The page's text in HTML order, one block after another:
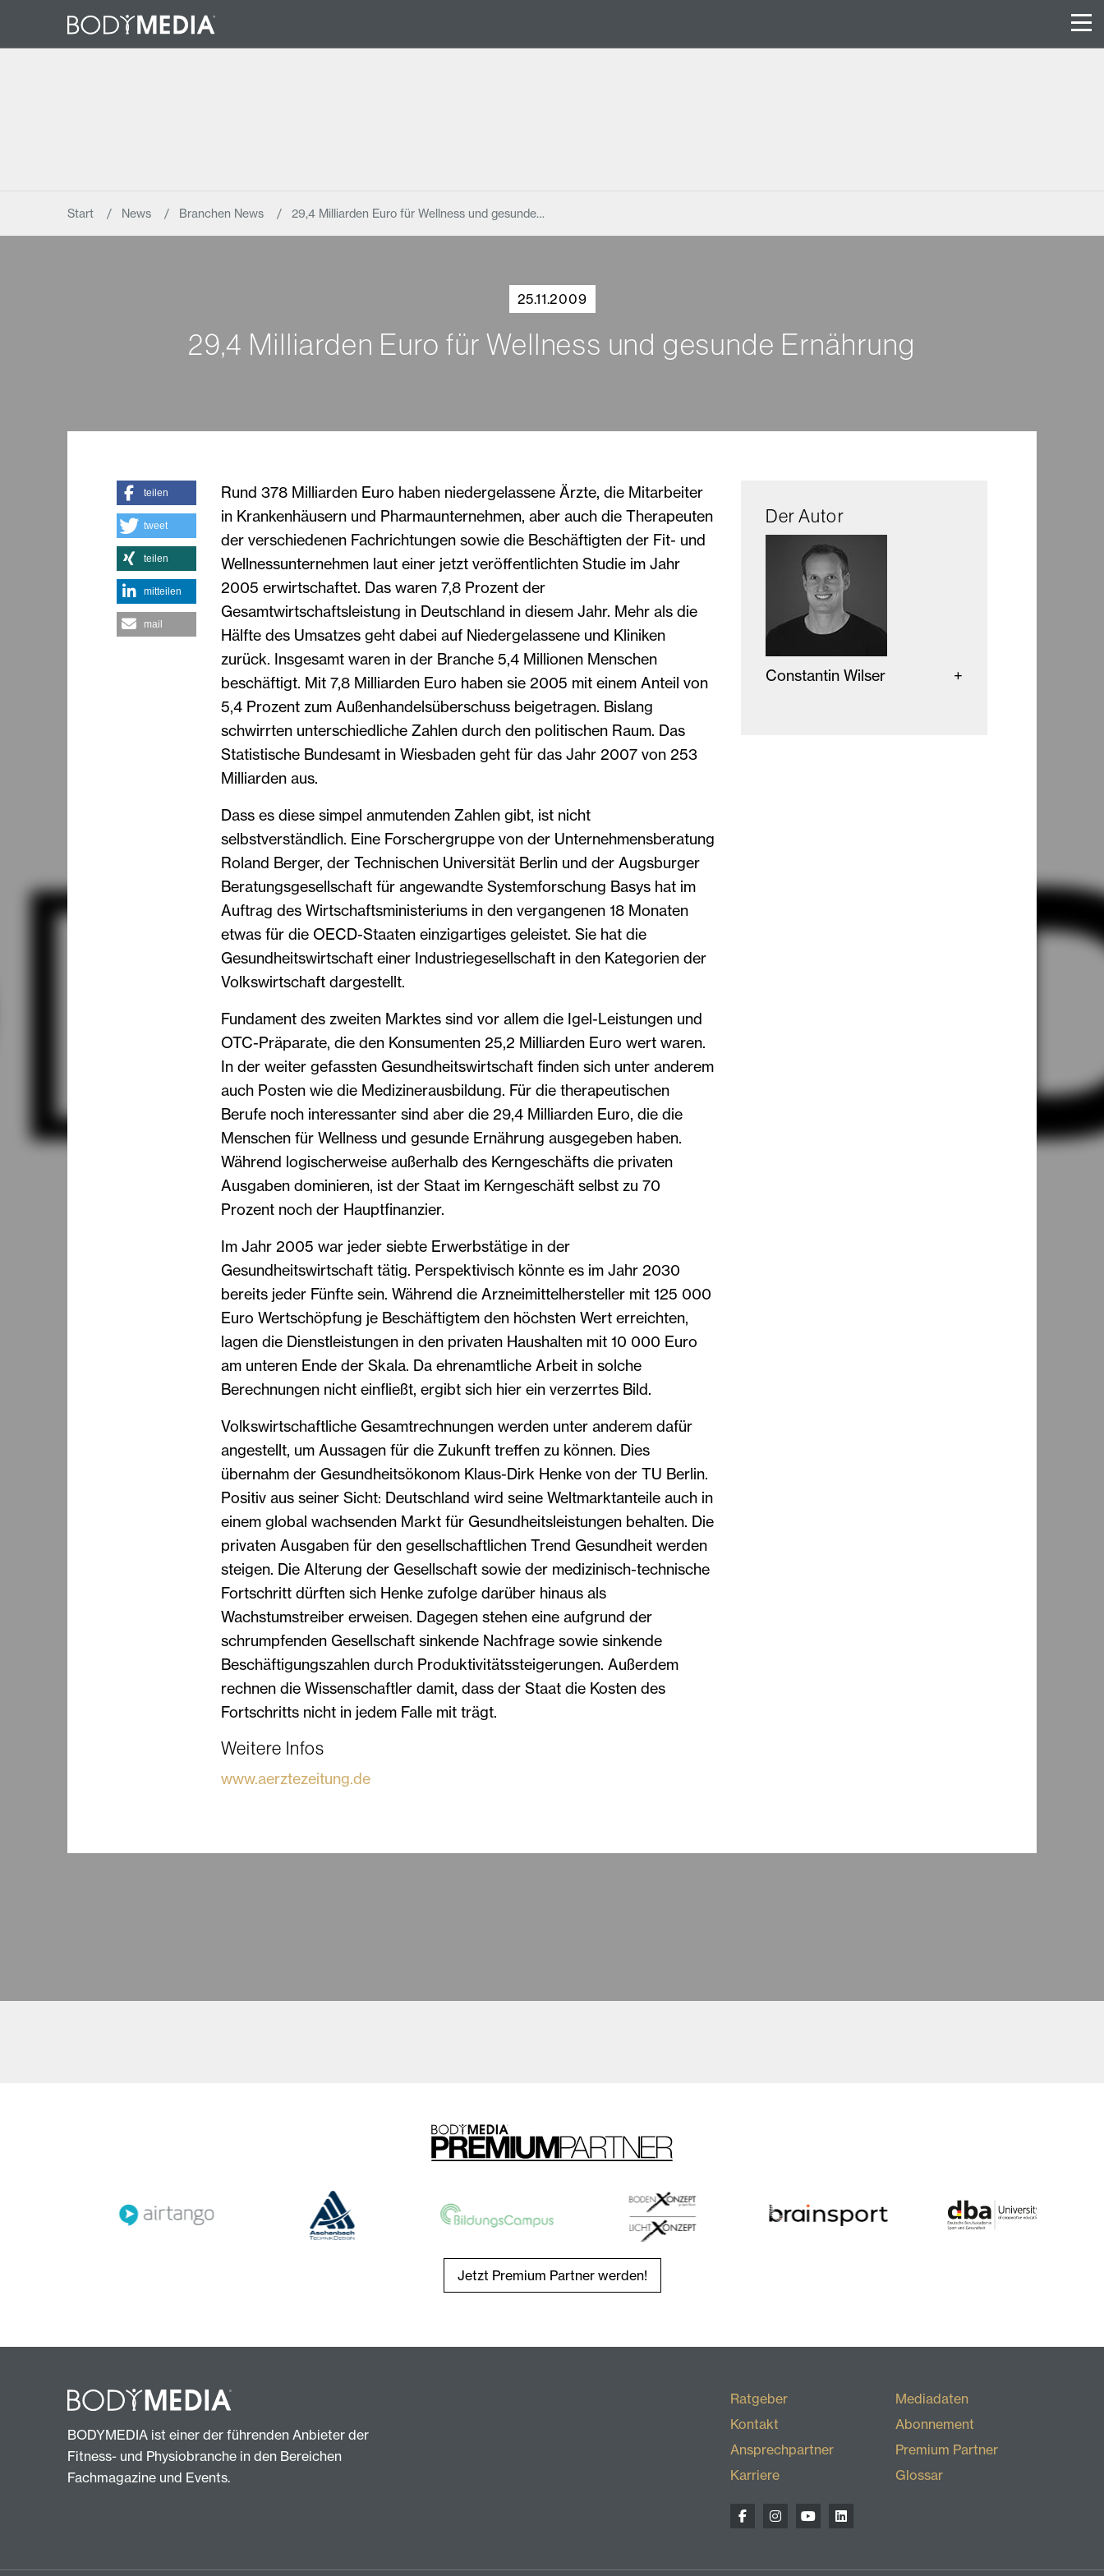
Start News Branchen News 29,4 Milliarden Euro für Wellness und gesunde…
25.11.2009
29,4 Milliarden Euro für Wellness und gesunde Ernährung
Rund 378 Milliarden Euro haben niedergelassene Ärzte, die Mitarbeiter
in Krankenhäusern und Pharmaunternehmen, aber auch die Therapeuten
der verschiedenen Fachrichtungen sowie die Beschäftigten der Fit- und
Wellnessunternehmen laut einer jetzt veröffentlichten Studie im Jahr
2005 erwirtschaftet. Das waren 7,8 Prozent der
Gesamtwirtschaftsleistung in Deutschland in diesem Jahr. Mehr als die
Hälfte des Umsatzes geht dabei auf Niedergelassene und Kliniken
zurück. Insgesamt waren in der Branche 5,4 Millionen Menschen
beschäftigt. Mit 7,8 Milliarden Euro haben sie 2005 mit einem Anteil von
5,4 Prozent zum Außenhandelsüberschuss beigetragen. Bislang
schwirrten unterschiedliche Zahlen durch den politischen Raum. Das
Statistische Bundesamt in Wiesbaden geht für das Jahr 2007 von 253
Milliarden aus.
Dass es diese simpel anmutenden Zahlen gibt, ist nicht
selbstverständlich. Eine Forschergruppe von der Unternehmensberatung
Roland Berger, der Technischen Universität Berlin und der Augsburger
Beratungsgesellschaft für angewandte Systemforschung Basys hat im
Auftrag des Wirtschaftsministeriums in den vergangenen 18 Monaten
etwas für die OECD-Staaten einzigartiges geleistet. Sie hat die
Gesundheitswirtschaft einer Industriegesellschaft in den Kategorien der
Volkswirtschaft dargestellt.
Fundament des zweiten Marktes sind vor allem die Igel-Leistungen und
OTC-Präparate, die den Konsumenten 25,2 Milliarden Euro wert waren.
In der weiter gefassten Gesundheitswirtschaft finden sich unter anderem
auch Posten wie die Medizinerausbildung. Für die therapeutischen
Berufe noch interessanter sind aber die 29,4 Milliarden Euro, die die
Menschen für Wellness und gesunde Ernährung ausgegeben haben.
Während logischerweise außerhalb des Kerngeschäfts die privaten
Ausgaben dominieren, ist der Staat im Kerngeschäft selbst zu 70
Prozent noch der Hauptfinanzier.
Im Jahr 2005 war jeder siebte Erwerbstätige in der
Gesundheitswirtschaft tätig. Perspektivisch könnte es im Jahr 2030
bereits jeder Fünfte sein. Während die Arzneimittelhersteller mit 125 000
Euro Wertschöpfung je Beschäftigtem den höchsten Wert erreichten,
lagen die Dienstleistungen in den privaten Haushalten mit 10 000 Euro
am unteren Ende der Skala. Da ehrenamtliche Arbeit in solche
Berechnungen nicht einfließt, ergibt sich hier ein verzerrtes Bild.
Volkswirtschaftliche Gesamtrechnungen werden unter anderem dafür
angestellt, um Aussagen für die Zukunft treffen zu können. Dies
übernahm der Gesundheitsökonom Klaus-Dirk Henke von der TU Berlin.
Positiv aus seiner Sicht: Deutschland wird seine Weltmarktanteile auch in
einem global wachsenden Markt für Gesundheitsleistungen behalten. Die
privaten Ausgaben für den gesellschaftlichen Trend Gesundheit werden
steigen. Die Alterung der Gesellschaft sowie der medizinisch-technische
Fortschritt dürften sich Henke zufolge darüber hinaus als
Wachstumstreiber erweisen. Dagegen stehen eine aufgrund der
schrumpfenden Gesellschaft sinkende Nachfrage sowie sinkende
Beschäftigungszahlen durch Produktivitätssteigerungen. Außerdem
rechnen die Wissenschaftler damit, dass der Staat die Kosten des
Fortschritts nicht in jedem Falle mit trägt.
Weitere Infos
www.aerztezeitung.de
teilen
tweet
teilen
mitteilen
mail
Der Autor
Constantin Wilser
Jetzt Premium Partner werden!
BODYMEDIA ist einer der führenden Anbieter der
Fitness- und Physiobranche in den Bereichen
Fachmagazine und Events.
Ratgeber
Kontakt
Ansprechpartner
Karriere
Mediadaten
Abonnement
Premium Partner
Glossar